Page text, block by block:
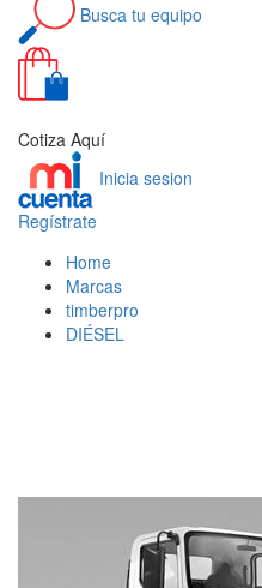
Busca tu equipo
Cotiza Aquí
Inicia sesion
Regístrate
Home
Marcas
timberpro
DIÉSEL